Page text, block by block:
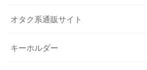
オタク系通販サイト
キーホルダー